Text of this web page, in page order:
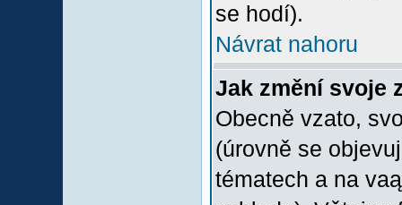
se hodí).
Návrat nahoru
Jak změní svoje
Obecně vzato,
(úrovně se
tématech a na